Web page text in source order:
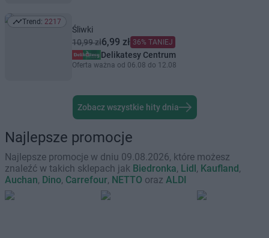
Trend: 2217
Trend: 2217
Śliwki
10,99 zł6,99 zł 36% TANIEJ
Delikatesy Centrum
Oferta ważna od 06.08 do 12.08
Zobacz wszystkie hity dnia
Najlepsze promocje
Najlepsze promocje w dniu 09.08.2026, które możesz
znaleźć w takich sklepach jak Biedronka, Lidl, Kaufland,
Auchan, Dino, Carrefour, NETTO oraz ALDI